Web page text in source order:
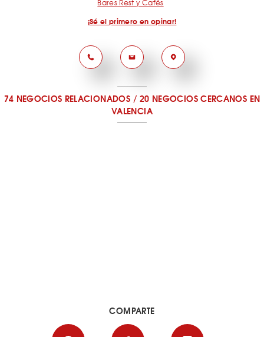
Bares Rest y Cafés
¡Sé el primero en opinar!
74 NEGOCIOS RELACIONADOS/20 NEGOCIOS CERCANOS EN
VALENCIA
COMPARTE